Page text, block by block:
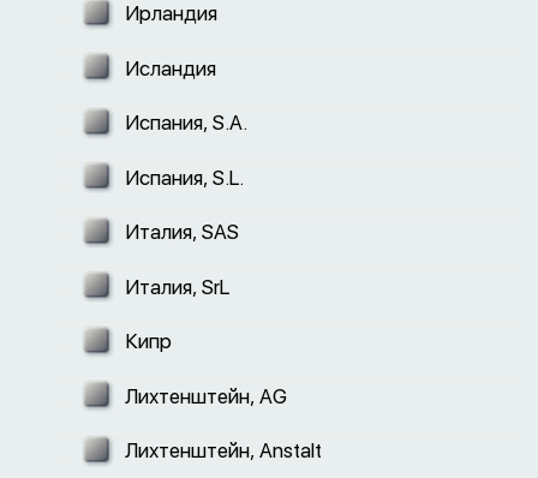
Ирландия
Исландия
Испания, S.A.
Испания, S.L.
Италия, SAS
Италия, SrL
Кипр
Лихтенштейн, AG
Лихтенштейн, Anstalt